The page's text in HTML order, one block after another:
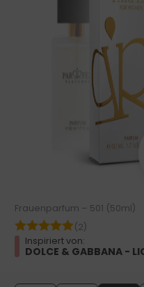
Frauenparfum – 501 (50ml)
(2)
Inspiriert von:
DOLCE & GABBANA -